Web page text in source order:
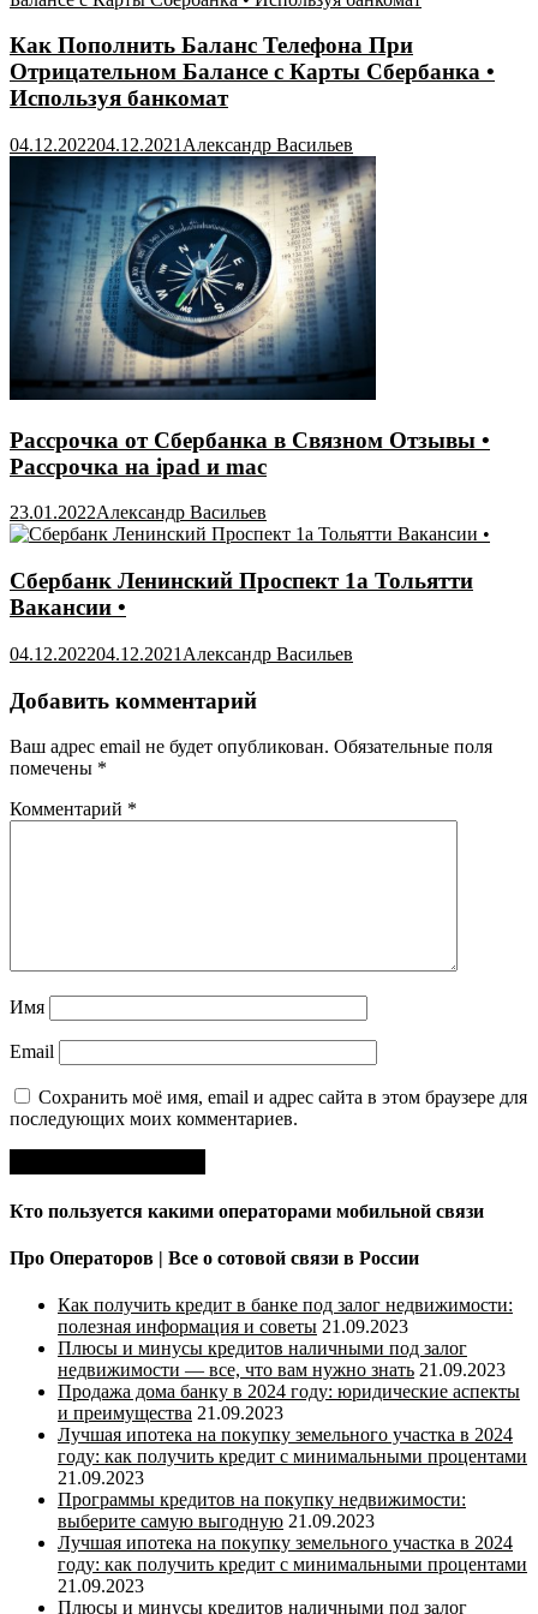
Как Пополнить Баланс Телефона При
Отрицательном Балансе с Карты Сбербанка •
Используя банкомат
04.12.202204.12.2021 Александр Васильев
Рассрочка от Сбербанка в Связном Отзывы •
Рассрочка на ipad и mac
23.01.2022Александр Васильев
Сбербанк Ленинский Проспект 1а Тольятти
Вакансии •
04.12.202204.12.2021 Александр Васильев
Добавить комментарий
Ваш адрес email не будет опубликован. Обязательные поля
помечены *
Комментарий *
Имя
Email
Сохранить моё имя, email и адрес сайта в этом браузере для
последующих моих комментариев.
Кто пользуется какими операторами мобильной связи
Про Операторов | Все о сотовой связи в России
Как получить кредит в банке под залог недвижимости:
полезная информация и советы 21.09.2023
Плюсы и минусы кредитов наличными под залог
недвижимости — все, что вам нужно знать 21.09.2023
Продажа дома банку в 2024 году: юридические аспекты
и преимущества 21.09.2023
Лучшая ипотека на покупку земельного участка в 2024
году: как получить кредит с минимальными процентами
21.09.2023
Программы кредитов на покупку недвижимости:
выберите самую выгодную 21.09.2023
Лучшая ипотека на покупку земельного участка в 2024
году: как получить кредит с минимальными процентами
21.09.2023
Плюсы и минусы кредитов наличными под залог